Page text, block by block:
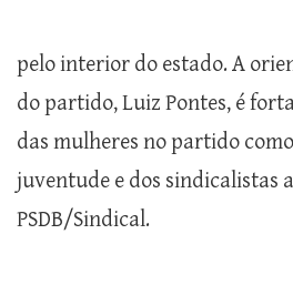
pelo interior do estado. A
do partido, Luiz Pontes, é
das mulheres no partido
juventude e dos sindicalistas
PSDB/Sindical.